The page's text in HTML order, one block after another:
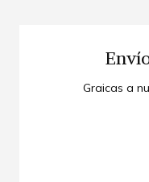
Graicas a
FedEx nos